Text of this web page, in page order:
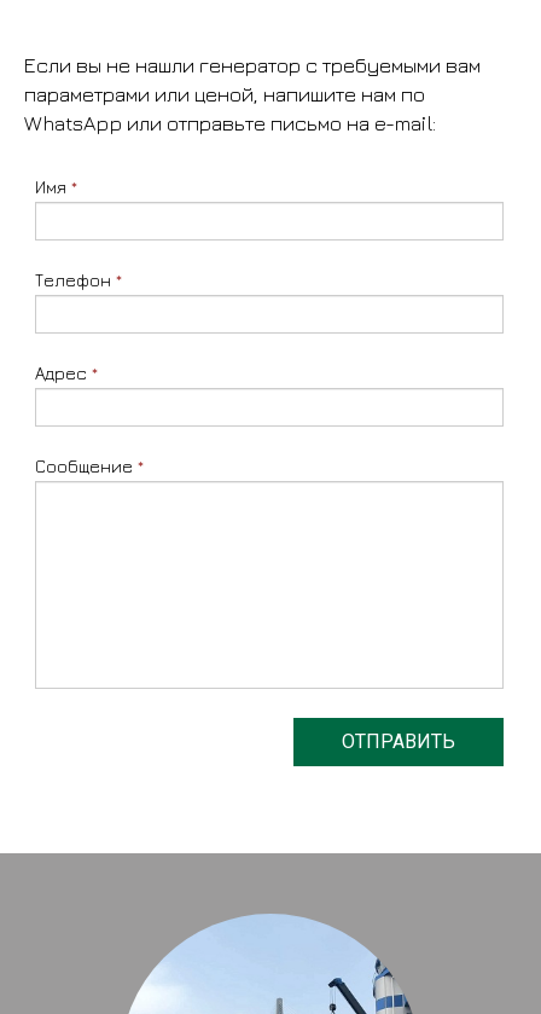
Если вы не нашли генератор с требуемыми вам
параметрами или ценой, напишите нам по
WhatsApp или отправьте письмо на e-mail:
Имя *
Телефон *
Адрес *
Сообщение *
ОТПРАВИТЬ